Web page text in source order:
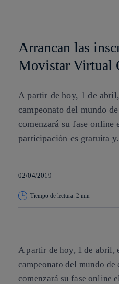
Arrancan las
Movistar Virtual
A partir de hoy, 1 de
campeonato del mundo
comenzará su fase
participación es gratuita
02/04/2019
Tiempo de lectura: 2 min
A partir de hoy, 1 de abril,
campeonato del mundo
comenzará su fase online